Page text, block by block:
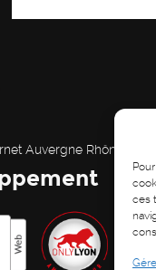
ces
Auvergne Rhône Alpes